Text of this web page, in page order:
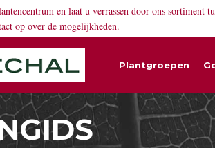
en laat u verrassen door ons sortiment
op over de mogelijkheden.
Plantgroepen